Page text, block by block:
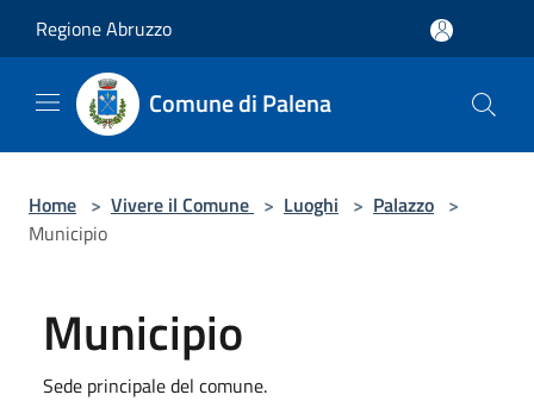
Regione Abruzzo
Comune di Palena
Home > Vivere il Comune > Luoghi > Palazzo >
Municipio
Municipio
Sede principale del comune.